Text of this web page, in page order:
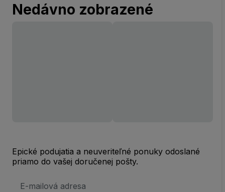
Nedávno zobrazené
Epické podujatia a neuveriteľné ponuky odoslané
priamo do vašej doručenej pošty.
mailová